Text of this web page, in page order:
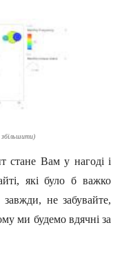
)
стане Вам у нагоді і
які було б важко
не забувайте,
ми будемо вдячні за